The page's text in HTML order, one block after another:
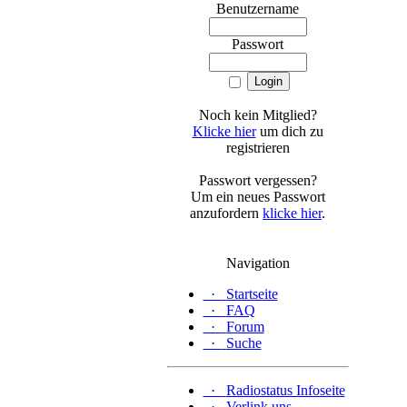
Benutzername
Passwort
Noch kein Mitglied?
Klicke hierum dich zu
registrieren
Passwort vergessen?
Um ein neues Passwort
anzufordern klicke hier.
Navigation
·
Startseite
·
FAQ
·
Forum
·
Suche
·
Radiostatus Infoseite